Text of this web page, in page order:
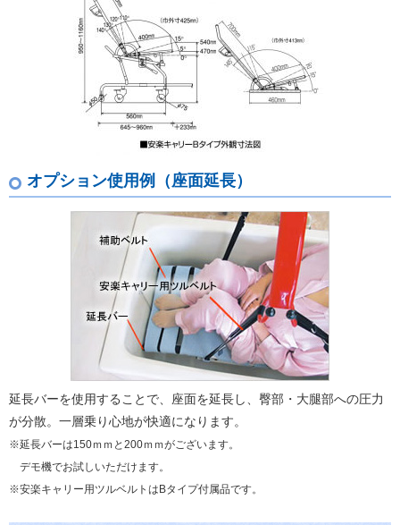
オプション使用例（座面延長）
延長バーを使用することで、座面を延長し、臀部・大腿部への圧力
が分散。一層乗り心地が快適になります。
※延長バーは150ｍｍと200ｍｍがございます。
デモ機でお試しいただけます。
※安楽キャリー用ツルベルトはBタイプ付属品です。